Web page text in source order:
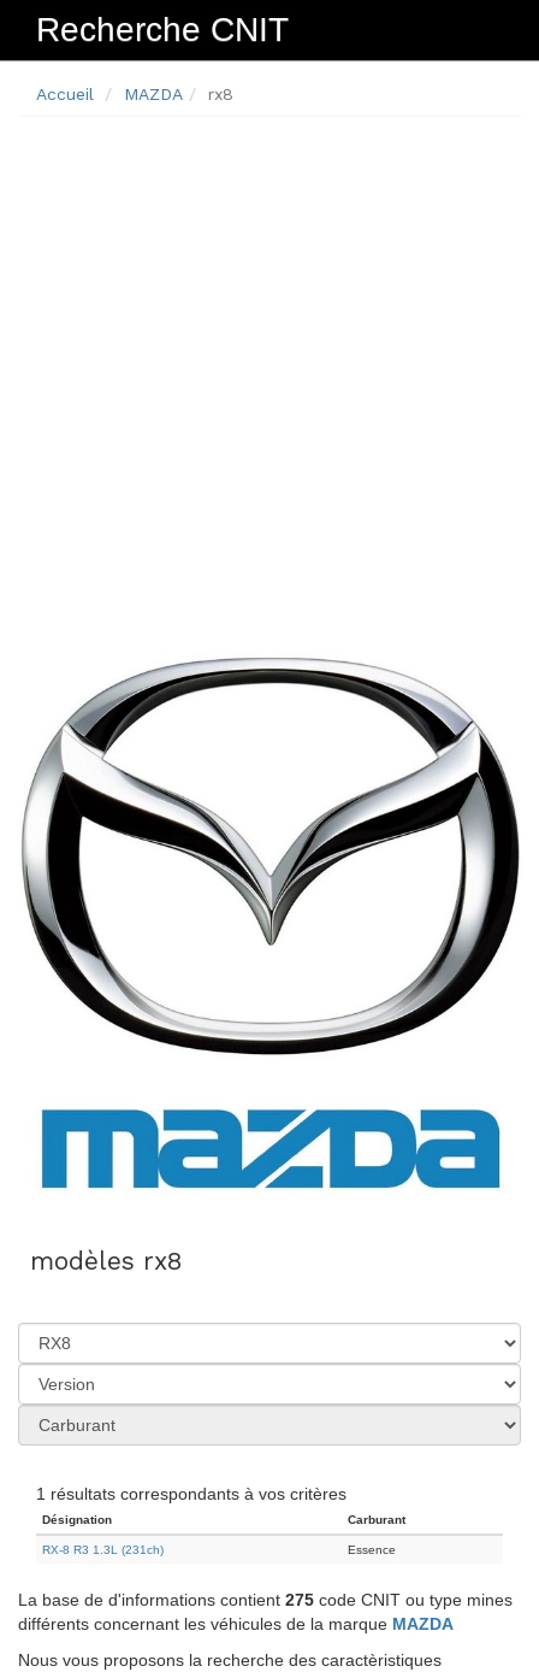
Recherche CNIT
Accueil MAZDA rx8
modèles rx8
1 résultats correspondants à vos critères
Désignation Carburant
RX-8 R3 1.3L (231ch) Essence
La base de d'informations contient 275 code CNIT ou type mines
différents concernant les véhicules de la marque MAZDA
Nous vous proposons la recherche des caractèristiques